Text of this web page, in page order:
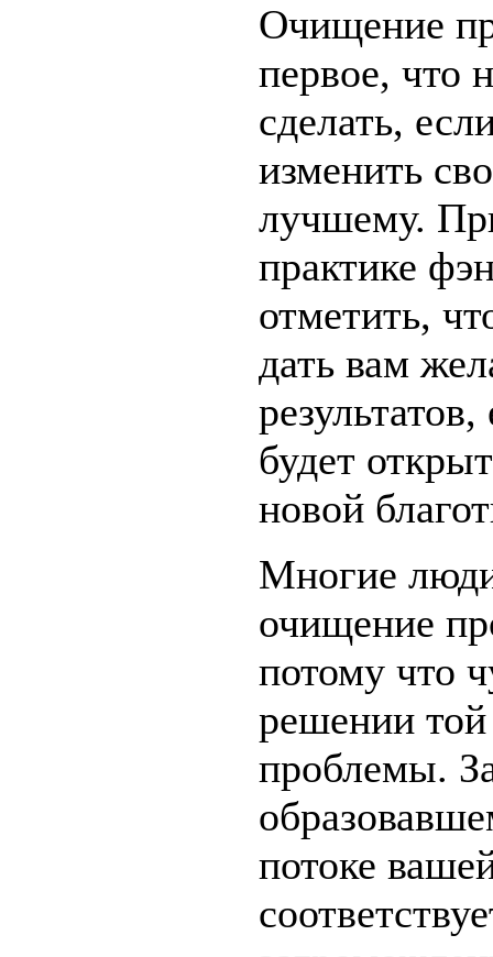
Очищение
первое, что
сделать,
изменить
лучшему.
практике
отметить,
дать вам
будет
новой
Многие
очищение
потому что
решении
проблемы.
потоке